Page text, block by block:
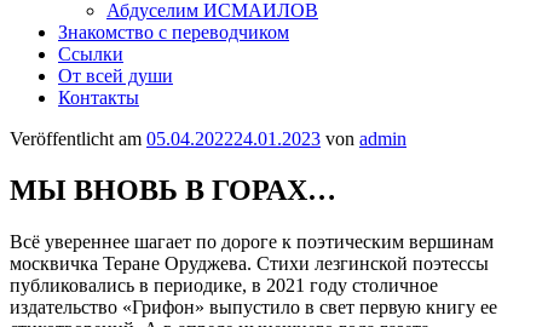
Абдуселим ИСМАИЛОВ
Знакомство с переводчиком
Ссылки
От всей души
Контакты
Veröffentlicht am 05.04.202224.01.2023 von admin
МЫ ВНОВЬ В ГОРАХ…
Всё увереннее шагает по дороге к поэтическим вершинам
москвичка Теране Оруджева. Стихи лезгинской поэтессы
публиковались в периодике, в 2021 году столичное
издательство «Грифон» выпустило в свет первую книгу ее